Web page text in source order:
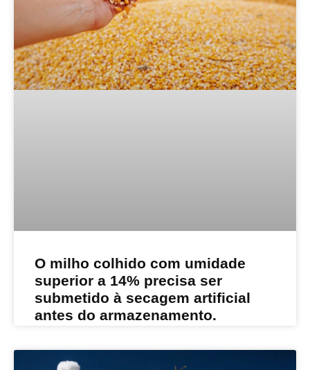
​O milho colhido com umidade
superior a 14% precisa ser
submetido à secagem artificial
antes do armazenamento.